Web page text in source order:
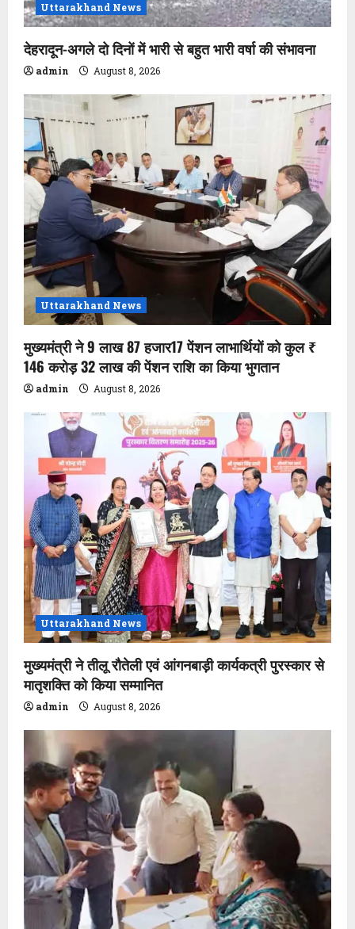
Uttarakhand News
देहरादून-अगले दो दिनों में भारी से बहुत भारी वर्षा की संभावना
admin August 8, 2026
Uttarakhand News
मुख्यमंत्री ने 9 लाख 87 हजार17 पेंशन लाभार्थियों को कुल ₹
146 करोड़ 32 लाख की पेंशन राशि का किया भुगतान
admin August 8, 2026
Uttarakhand News
मुख्यमंत्री ने तीलू रौतेली एवं आंगनबाड़ी कार्यकत्री पुरस्कार से
मातृशक्ति को किया सम्मानित
admin August 8, 2026